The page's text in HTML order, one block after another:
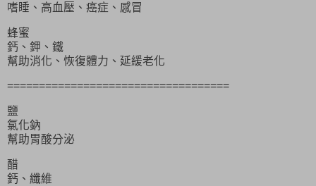
嗜睡、高血壓、癌症、感冒
蜂蜜
鈣、鉀、鐵
幫助消化、恢復體力、延緩老化
===================================
鹽
氯化鈉
幫助胃酸分泌
醋
鈣、纖維